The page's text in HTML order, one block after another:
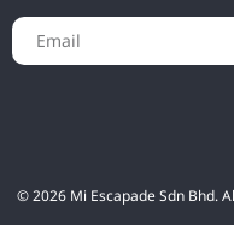
© 2026 Mi Escapade Sdn Bhd.